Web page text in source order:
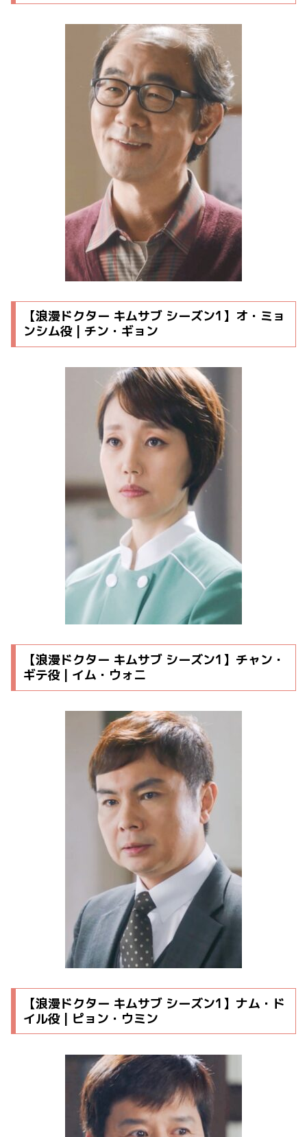
【浪漫ドクター キムサブ シーズン1】オ・ミョ
ンシム役 | チン・ギョン
【浪漫ドクター キムサブ シーズン1】チャン・
ギテ役 | イム・ウォニ
【浪漫ドクター キムサブ シーズン1】ナム・ド
イル役 | ピョン・ウミン